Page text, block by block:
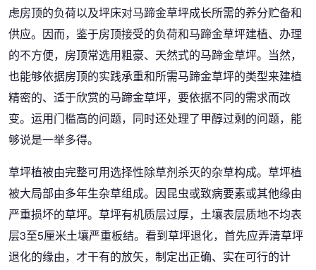
虑房顶的负荷以及坪床对马蹄金草坪成长所需的养分贮备和
供应。因而，鉴于房顶接受的负荷和马蹄金草坪建植、办理
的不方便，房顶常选用粗豪、天然式的马蹄金草坪。当然，
也能够依据房顶的实践承重和所需马蹄金草坪的类型来建植
精密的、适于欣赏的马蹄金草坪，要依据不同的需求而改
变。运用门槛高的问题，同时还处理了甲醇过剩的问题，能
够说是一举多得。
草坪植被由完整可用选择性除草剂杀灭的杂草构成。草坪植
被大局部由多年生杂草组成。因昆虫或致病要素或其他缘由
严重损坏的草坪。草坪有机质层过厚，土壤表层质地不均表
层3至5厘米土壤严重板结。看到草坪退化，首先应弄清草坪
退化的缘由，才干有的放矢，制定出正确、实在可行的计